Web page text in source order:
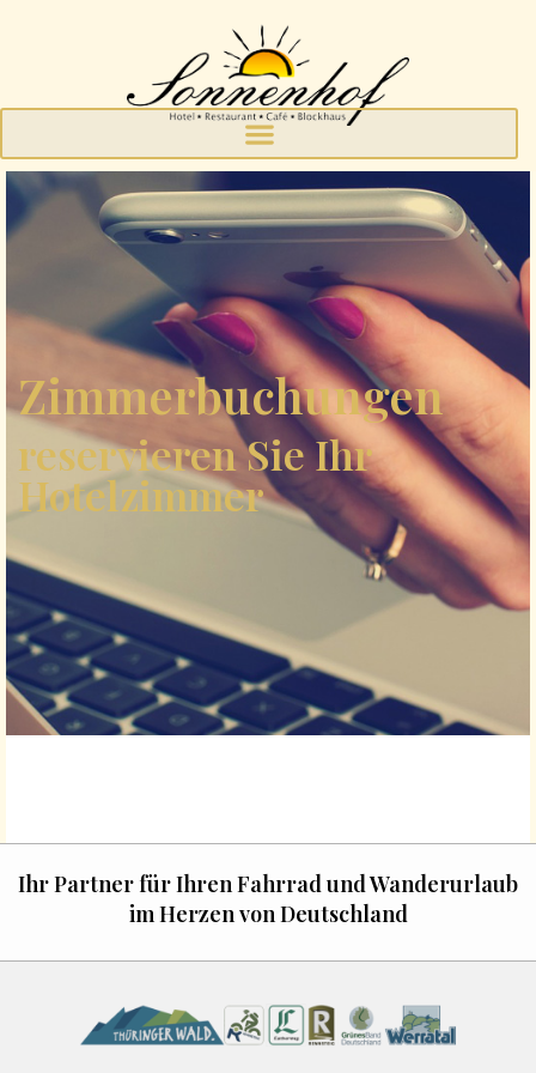
Zimmerbuchungen
reservieren Sie Ihr
Hotelzimmer
Ihr Partner für Ihren Fahrrad und Wanderurlaub
im Herzen von Deutschland